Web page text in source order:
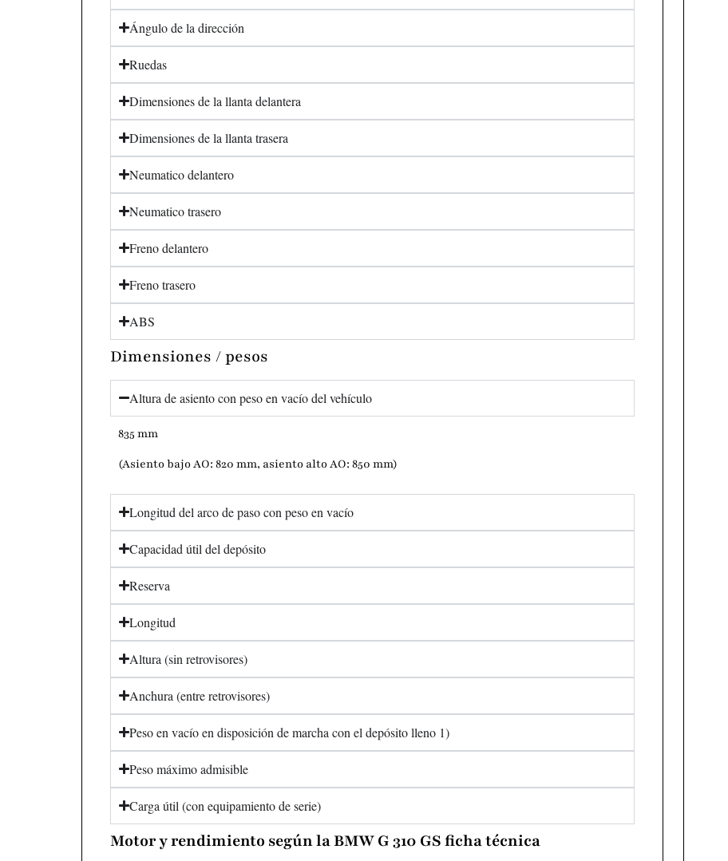
Ángulo de la dirección
Ruedas
Dimensiones de la llanta delantera
Dimensiones de la llanta trasera
Neumatico delantero
Neumatico trasero
Freno delantero
Freno trasero
ABS
Dimensiones / pesos
Altura de asiento con peso en vacío del vehículo
835 mm
(Asiento bajo AO: 820 mm, asiento alto AO: 850 mm)
Longitud del arco de paso con peso en vacío
Capacidad útil del depósito
Reserva
Longitud
Altura (sin retrovisores)
Anchura (entre retrovisores)
Peso en vacío en disposición de marcha con el depósito lleno 1)
Peso máximo admisible
Carga útil (con equipamiento de serie)
Motor y rendimiento según la BMW G 310 GS ficha técnica